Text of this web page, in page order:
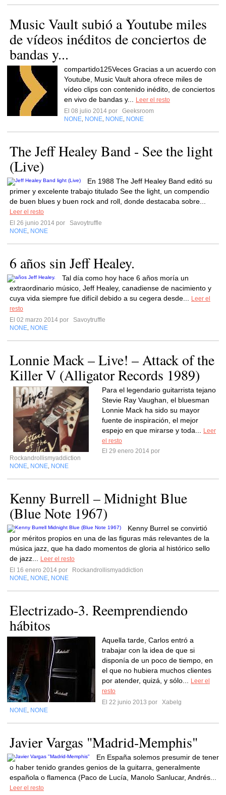
Music Vault subió a Youtube miles
de vídeos inéditos de conciertos de
bandas y...
compartido125Veces Gracias a un acuerdo con
Youtube, Music Vault ahora ofrece miles de
vídeo clips con contenido inédito, de conciertos
en vivo de bandas y...
Leer el resto
El 08 julio 2014 por
Geeksroom
NONE NONE NONE NONE
The Jeff Healey Band - See the light
(Live)
En 1988 The Jeff Healey Band editó su
primer y excelente trabajo titulado See the light, un compendio
de buen blues y buen rock and roll, donde destacaba sobre...
Leer el resto
El 26 junio 2014 por
Savoytruffle
NONE NONE
6 años sin Jeff Healey.
Tal día como hoy hace 6 años moría un
extraordinario músico, Jeff Healey, canadiense de nacimiento y
cuya vida siempre fue difícil debido a su cegera desde...
Leer el
resto
El 02 marzo 2014 por
Savoytruffle
NONE NONE
Lonnie Mack – Live! – Attack of the
Killer V (Alligator Records 1989)
Para el legendario guitarrista tejano
Stevie Ray Vaughan, el bluesman
Lonnie Mack ha sido su mayor
fuente de inspiración, el mejor
espejo en que mirarse y toda...
Leer
el resto
El 29 enero 2014 por
Rockandrollismyaddiction
NONE NONE NONE
Kenny Burrell – Midnight Blue
(Blue Note 1967)
Kenny Burrel se convirtió
por méritos propios en una de las figuras más relevantes de la
música jazz, que ha dado momentos de gloria al histórico sello
de jazz...
Leer el resto
El 16 enero 2014 por
Rockandrollismyaddiction
NONE NONE NONE
Electrizado-3. Reemprendiendo
hábitos
Aquella tarde, Carlos entró a
trabajar con la idea de que si
disponía de un poco de tiempo, en
el que no hubiera muchos clientes
por atender, quizá, y sólo...
Leer el
resto
El 22 junio 2013 por
Xabelg
NONE NONE
Javier Vargas "Madrid-Memphis"
En España solemos presumir de tener
o haber tenido grandes genios de la guitarra, generalmente
española o flamenca (Paco de Lucía, Manolo Sanlucar, Andrés...
Leer el resto